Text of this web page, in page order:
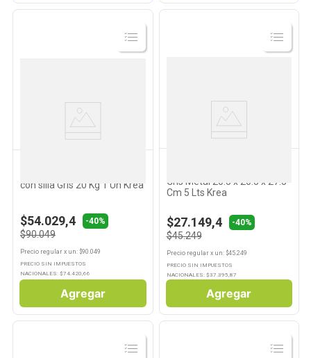
Ver
Producto
con silla Gris 20 Kg 1 Un Krea
$54.029,4 -40%
$90.049
Precio regular x un: $90.049
PRECIO SIN IMPUESTOS
NACIONALES: $74.420,66
Agregar
Ver
Producto
Gris Metal 20.5 x 20.5 x 27.5
Cm 5 Lts Krea
$27.149,4 -40%
$45.249
Precio regularx un: $45.249
PRECIO SIN IMPUESTOS
NACIONALES: $37.395,87
Agregar